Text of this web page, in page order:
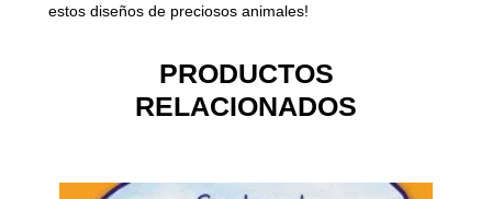
estos diseños de preciosos animales!
PRODUCTOS
RELACIONADOS